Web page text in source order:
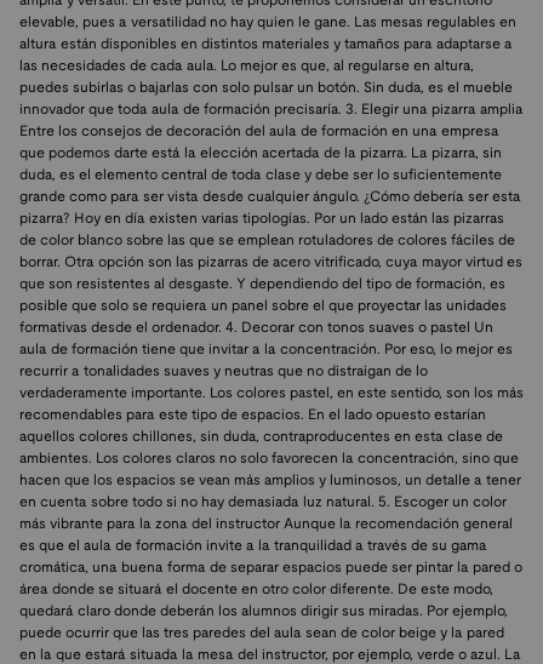
elevable, pues a versatilidad no hay quien le gane. Las mesas regulables en
altura están disponibles en distintos materiales y tamaños para adaptarse a
las necesidades de cada aula. Lo mejor es que, al regularse en altura,
puedes subirlas o bajarlas con solo pulsar un botón. Sin duda, es el mueble
innovador que toda aula de formación precisaría. 3. Elegir una pizarra amplia
Entre los consejos de decoración del aula de formación en una empresa
que podemos darte está la elección acertada de la pizarra. La pizarra, sin
duda, es el elemento central de toda clase y debe ser lo suficientemente
grande como para ser vista desde cualquier ángulo. ¿Cómo debería ser esta
pizarra? Hoy en día existen varias tipologías. Por un lado están las pizarras
de color blanco sobre las que se emplean rotuladores de colores fáciles de
borrar. Otra opción son las pizarras de acero vitrificado, cuya mayor virtud es
que son resistentes al desgaste. Y dependiendo del tipo de formación, es
posible que solo se requiera un panel sobre el que proyectar las unidades
formativas desde el ordenador. 4. Decorar con tonos suaves o pastel Un
aula de formación tiene que invitar a la concentración. Por eso, lo mejor es
recurrir a tonalidades suaves y neutras que no distraigan de lo
verdaderamente importante. Los colores pastel, en este sentido, son los más
recomendables para este tipo de espacios. En el lado opuesto estarían
aquellos colores chillones, sin duda, contraproducentes en esta clase de
ambientes. Los colores claros no solo favorecen la concentración, sino que
hacen que los espacios se vean más amplios y luminosos, un detalle a tener
en cuenta sobre todo si no hay demasiada luz natural. 5. Escoger un color
más vibrante para la zona del instructor Aunque la recomendación general
es que el aula de formación invite a la tranquilidad a través de su gama
cromática, una buena forma de separar espacios puede ser pintar la pared o
área donde se situará el docente en otro color diferente. De este modo,
quedará claro donde deberán los alumnos dirigir sus miradas. Por ejemplo,
puede ocurrir que las tres paredes del aula sean de color beige y la pared
en la que estará situada la mesa del instructor, por ejemplo, verde o azul. La